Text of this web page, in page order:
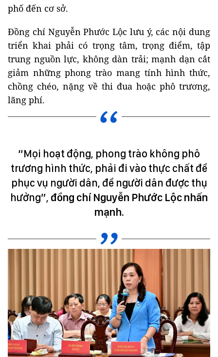
phố đến cơ sở.
Đồng chí Nguyễn Phước Lộc lưu ý, các nội dung
triển khai phải có trọng tâm, trọng điểm, tập
trung nguồn lực, không dàn trải; mạnh dạn cắt
giảm những phong trào mang tính hình thức,
chồng chéo, nặng về thi đua hoặc phô trương,
lãng phí.
“Mọi hoạt động, phong trào không phô
trương hình thức, phải đi vào thực chất để
phục vụ người dân, để người dân được thụ
hưởng”, đồng chí Nguyễn Phước Lộc nhấn
mạnh.